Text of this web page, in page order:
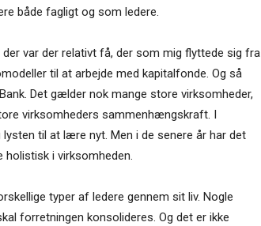
både fagligt og som ledere.
var der relativt få, der som mig flyttede sig fra
til at arbejde med kapitalfonde. Og så
Det gælder nok mange store virksomheder,
virksomheders sammenhængskraft. I
til at lære nyt. Men i de senere år har det
i virksomheden.
typer af ledere gennem sit liv. Nogle
forretningen konsolideres. Og det er ikke